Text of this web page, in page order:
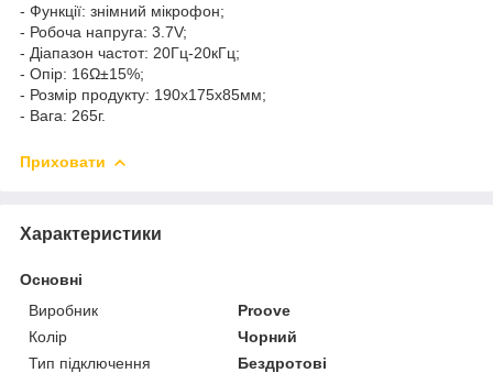
- Функції: знімний мікрофон;
- Робоча напруга: 3.7V;
- Діапазон частот: 20Гц-20кГц;
- Опір: 16Ω±15%;
- Розмір продукту: 190x175x85мм;
- Вага: 265г.
Приховати
Характеристики
Основні
Виробник
Proove
Колір
Чорний
Тип підключення
Бездротові